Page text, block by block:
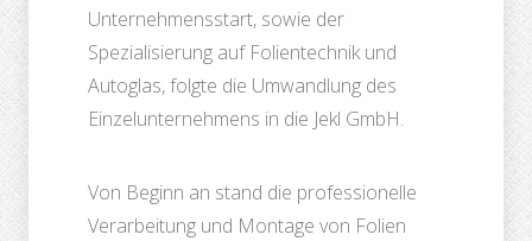
Unternehmensstart, sowie der
Spezialisierung auf Folientechnik und
Autoglas, folgte die Umwandlung des
Einzelunternehmens in die Jekl GmbH.
Von Beginn an stand die professionelle
Verarbeitung und Montage von Folien